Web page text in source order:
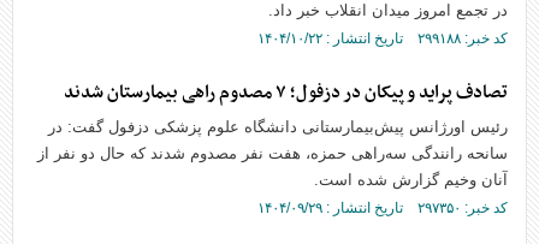
در تجمع امروز میدان انقلاب خبر داد.
کد خبر: ۲۹۹۱۸۸ تاریخ انتشار : ۱۴۰۴/۱۰/۲۲
تصادف پراید و پیکان در دزفول؛ ۷ مصدوم راهی بیمارستان شدند
رئیس اورژانس پیش‌بیمارستانی دانشگاه علوم پزشکی دزفول گفت: در
سانحه رانندگی سه‌راهی حمزه، هفت نفر مصدوم شدند که حال دو نفر از
آنان وخیم گزارش شده است.
کد خبر: ۲۹۷۳۵۰ تاریخ انتشار : ۱۴۰۴/۰۹/۲۹